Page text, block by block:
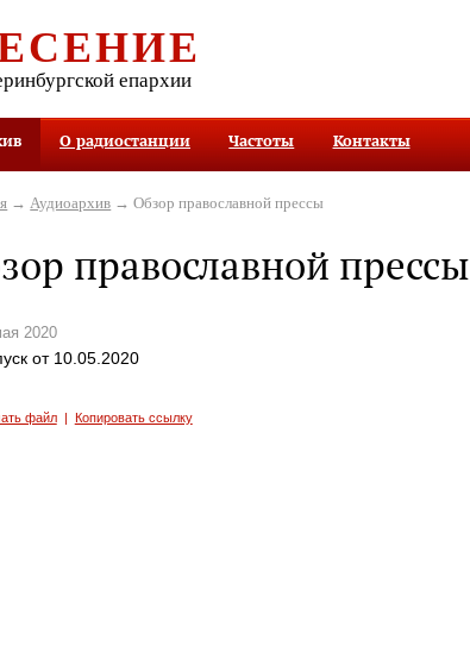
епархии
О радиостанции Частоты Контакты
→ Аудиоархив → Обзор православной прессы
православной прессы
2020
от 10.05.2020
файл| Копировать ссылку